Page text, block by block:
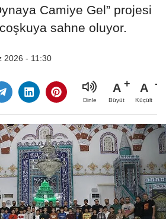
Camiye Gel” projesi
sahne oluyor.
2026 - 11:30
Dinle
A
Büyüt
A
Küçült